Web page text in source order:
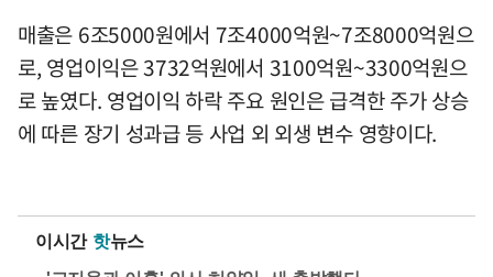
매출은 6조5000원에서 7조4000억원~7조8000억원으
로, 영업이익은 3732억원에서 3100억원~3300억원으
로 높였다. 영업이익 하락 주요 원인은 급격한 주가 상승
에 따른 장기 성과급 등 사업 외 외생 변수 영향이다.
이시간 핫뉴스